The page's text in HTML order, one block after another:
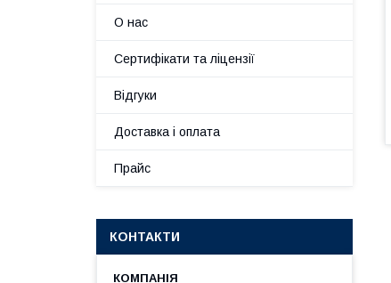
О нас
Сертифікати та ліцензії
Відгуки
Доставка і оплата
Прайс
КОНТАКТИ